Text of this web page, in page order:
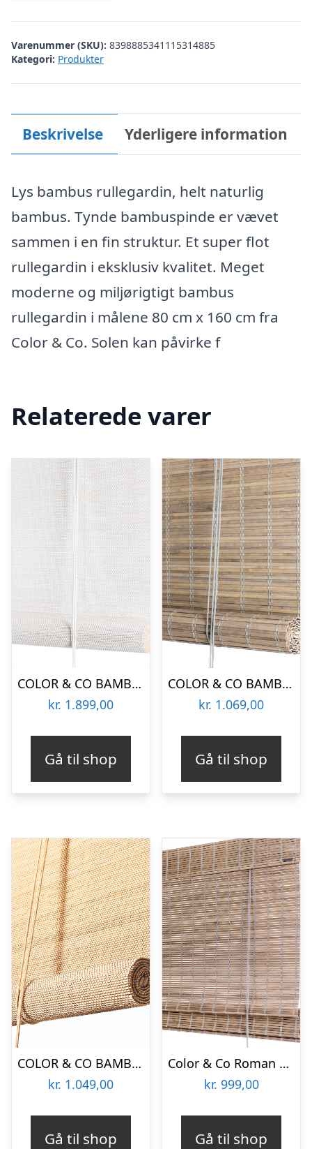
Varenummer (SKU): 8398885341115314885
Kategori: Produkter
Beskrivelse Yderligere information
Lys bambus rullegardin, helt naturlig
bambus. Tynde bambuspinde er vævet
sammen i en fin struktur. Et super flot
rullegardin i eksklusiv kvalitet. Meget
moderne og miljørigtigt bambus
rullegardin i målene 80 cm x 160 cm fra
Color & Co. Solen kan påvirke f
Relaterede varer
COLOR & CO BAMBUS RULLEGARDIN LYS HVID – 180
kr. 1.899,00
Gå til shop
COLOR & CO BAMBUS RULLEGARDIN HELDÆKKENDE GRÅ BEJDSET – 80
kr. 1.069,00
Gå til shop
COLOR & CO BAMBUS RULLEGARDIN – 90
kr. 1.049,00
Gå til shop
Color & Co Roman bambus rullegardin – 80
kr. 999,00
Gå til shop